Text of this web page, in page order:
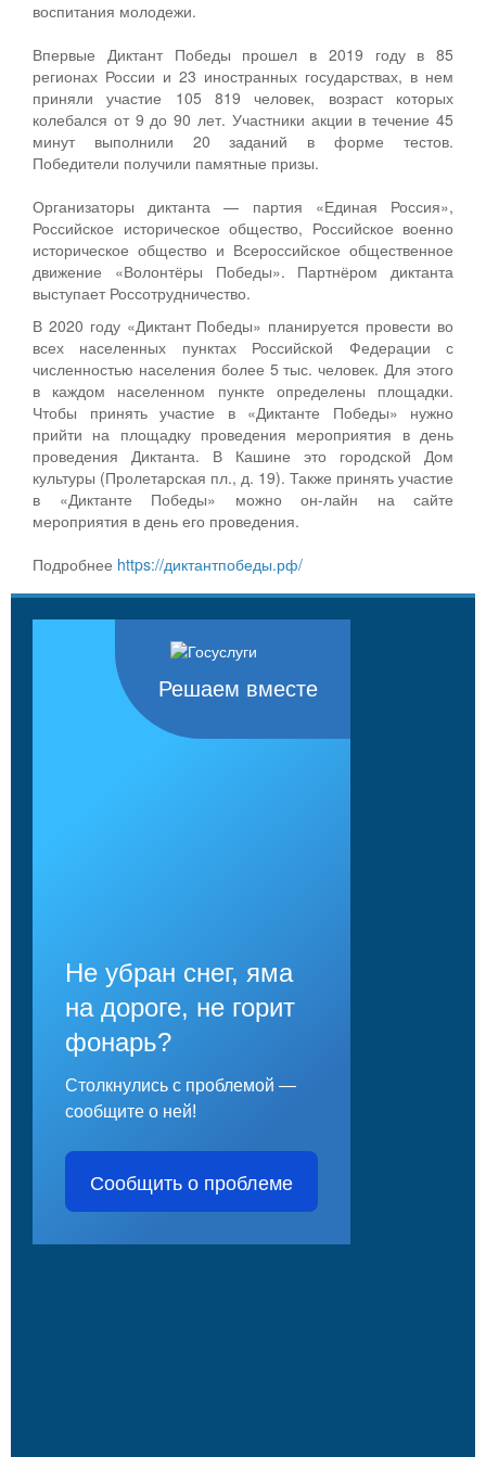
воспитания молодежи.
Впервые Диктант Победы прошел в 2019 году в 85
регионах России и 23 иностранных государствах, в нем
приняли участие 105 819 человек, возраст которых
колебался от 9 до 90 лет. Участники акции в течение 45
минут выполнили 20 заданий в форме тестов.
Победители получили памятные призы.
Организаторы диктанта — партия «Единая Россия»,
Российское историческое общество, Российское военно
историческое общество и Всероссийское общественное
движение «Волонтёры Победы». Партнёром диктанта
выступает Россотрудничество.
В 2020 году «Диктант Победы» планируется провести во
всех населенных пунктах Российской Федерации с
численностью населения более 5 тыс. человек. Для этого
в каждом населенном пункте определены площадки.
Чтобы принять участие в «Диктанте Победы» нужно
прийти на площадку проведения мероприятия в день
проведения Диктанта. В Кашине это городской Дом
культуры (Пролетарская пл., д. 19). Также принять участие
в «Диктанте Победы» можно он-лайн на сайте
мероприятия в день его проведения.
Подробнее https://диктантпобеды.рф/
Решаем вместе
Не убран снег, яма
на дороге, не горит
фонарь?
Столкнулись с проблемой —
сообщите о ней!
Сообщить о проблеме